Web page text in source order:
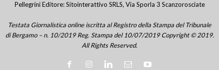
Pellegrini Editore: Sitointerattivo SRLS, Via Sporla 3 Scanzorosciate
Testata Giornalistica online iscritta al Registro della Stampa del Tribunale
di Bergamo – n. 10/2019 Reg. Stampa del 10/07/2019 Copyright © 2019.
All Rights Reserved.